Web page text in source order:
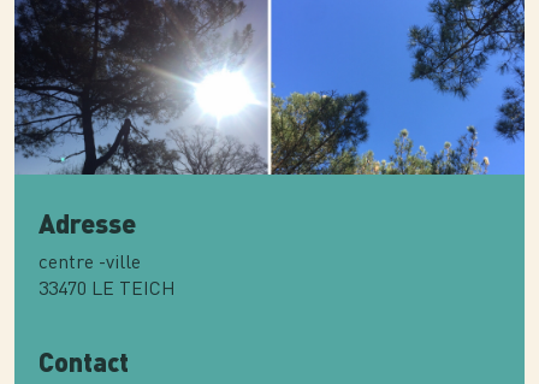
Adresse
centre -ville
33470 LE TEICH
Contact